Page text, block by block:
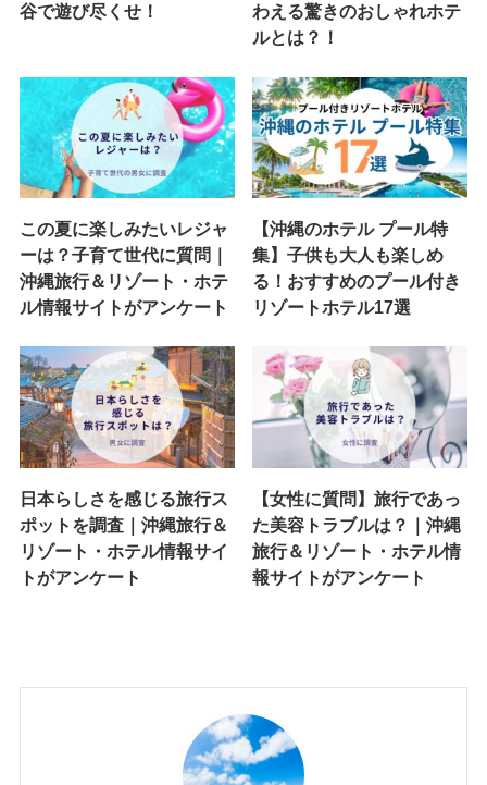
谷で遊び尽くせ！
わえる驚きのおしゃれホテ
ルとは？！
この夏に楽しみたいレジャ
ーは？子育て世代に質問｜
沖縄旅行＆リゾート・ホテ
ル情報サイトがアンケート
【沖縄のホテル プール特
集】子供も大人も楽しめ
る！おすすめのプール付き
リゾートホテル17選
日本らしさを感じる旅行ス
ポットを調査｜沖縄旅行＆
リゾート・ホテル情報サイ
トがアンケート
【女性に質問】旅行であっ
た美容トラブルは？｜沖縄
旅行＆リゾート・ホテル情
報サイトがアンケート